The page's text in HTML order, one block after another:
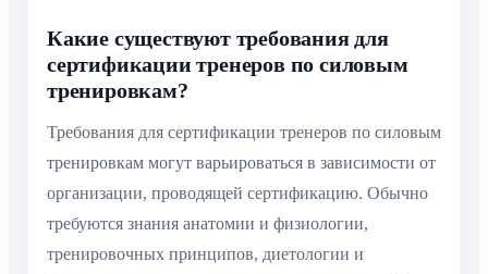
Какие существуют требования для
сертификации тренеров по силовым
тренировкам?
Требования для сертификации тренеров по силовым
тренировкам могут варьироваться в зависимости от
организации, проводящей сертификацию. Обычно
требуются знания анатомии и физиологии,
тренировочных принципов, диетологии и